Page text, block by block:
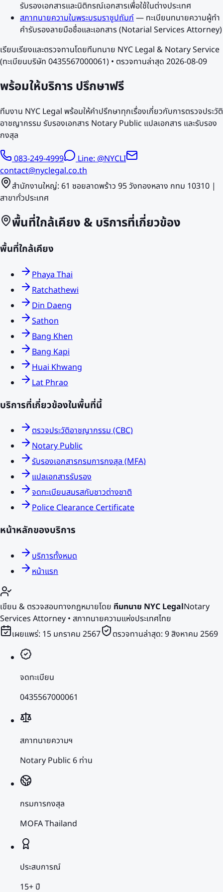
รับรองเอกสารและนิติกรณ์เอกสารเพื่อใช้ในต่างประเทศ
สภาทนายความในพระบรมราชูปถัมภ์— ทะเบียนทนายความผู้ทำ
คำรับรองลายมือชื่อและเอกสาร (Notarial Services Attorney)
เรียบเรียงและตรวจทานโดยทีมทนาย NYC Legal & Notary Service
(ทะเบียนบริษัท 0435567000061) • ตรวจทานล่าสุด 2026-08-09
พร้อมให้บริการปรึกษาฟรี
ทีมงาน NYC Legal พร้อมให้คำปรึกษาทุกเรื่องเกี่ยวกับการตรวจประวัติ
อาชญากรรม รับรองเอกสาร Notary Public แปลเอกสาร และรับรอง
กงสุล
083-249-4999
Line: @NYCLI
contact@nyclegal.co.th
สำนักงานใหญ่: 61 ซอยลาดพร้าว 95 วังทองหลาง กทม 10310 |
สาขาทั่วประเทศ
พื้นที่ใกล้เคียง & บริการที่เกี่ยวข้อง
พื้นที่ใกล้เคียง
Phaya Thai
Ratchathewi
Din Daeng
Sathon
Bang Khen
Bang Kapi
Huai Khwang
Lat Phrao
บริการที่เกี่ยวข้องในพื้นที่นี้
ตรวจประวัติอาชญากรรม (CBC)
Notary Public
รับรองเอกสารกรมการกงสุล (MFA)
แปลเอกสารรับรอง
จดทะเบียนสมรสกับชาวต่างชาติ
Police Clearance Certificate
หน้าหลักของบริการ
บริการทั้งหมด
หน้าแรก
เขียน & ตรวจสอบทางกฎหมายโดย ทีมทนาย NYC LegalNotary
Services Attorney • สภาทนายความแห่งประเทศไทย
เผยแพร่: 15 มกราคม 2567 ตรวจทานล่าสุด: 9 สิงหาคม 2569
จดทะเบียน
0435567000061
สภาทนายความฯ
Notary Public 6 ท่าน
กรมการกงสุล
MOFA Thailand
ประสบการณ์
15+ ปี